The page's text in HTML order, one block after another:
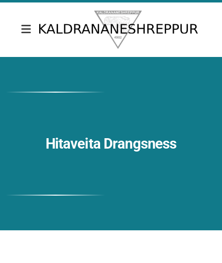
Hitaveita Drangsness
Fundargerðir nefnda